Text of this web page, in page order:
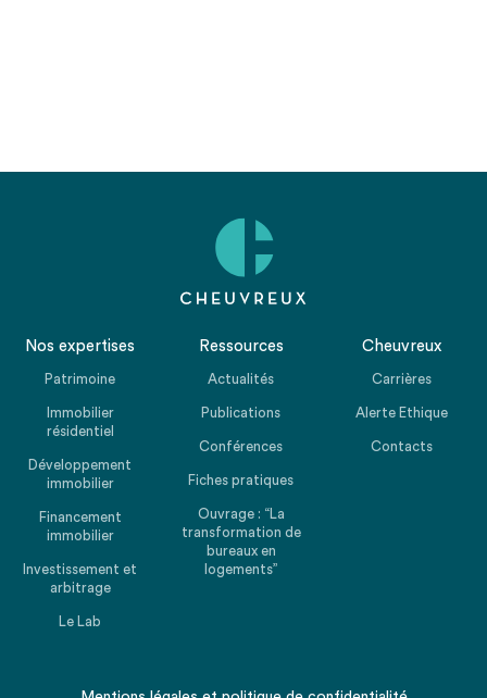
Nos expertises
Patrimoine
Immobilier
résidentiel
Développement
immobilier
Financement
immobilier
Investissement et
arbitrage
Le Lab
Ressources
Actualités
Publications
Conférences
Fiches pratiques
Ouvrage : “La
transformation de
bureaux en
logements”
Cheuvreux
Carrières
Alerte Ethique
Contacts